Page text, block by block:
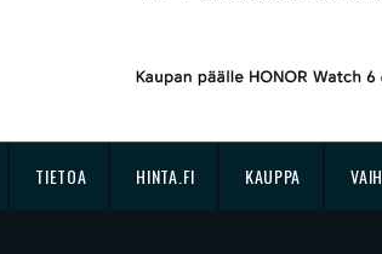
TIETOA HINTA.FI KAUPPA